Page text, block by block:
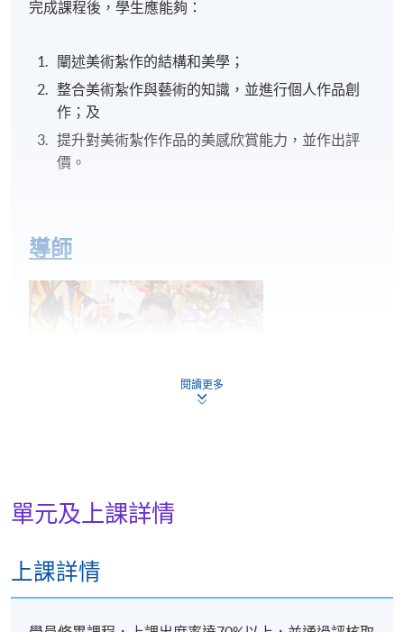
完成課程後，學生應能夠：
闡述美術紮作的結構和美學；
整合美術紮作與藝術的知識，並進行個人作品創
作；及
提升對美術紮作作品的美感欣賞能力，並作出評
價。
導師
許嘉雄(香港雄獅樓美術札作創辦人)
不同的作品，許師傅更會教授不同的課程及工作坊，
閱讀更多
單元及上課詳情
上課詳情